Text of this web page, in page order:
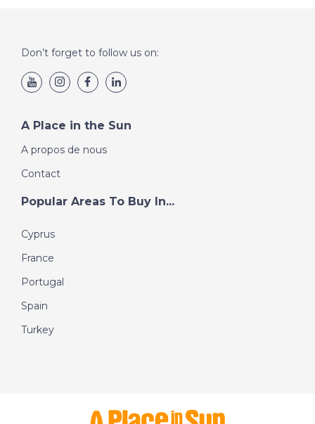
Don’t forget to follow us on:
A Place in the Sun
A propos de nous
Contact
Popular Areas To Buy In...
Cyprus
France
Portugal
Spain
Turkey